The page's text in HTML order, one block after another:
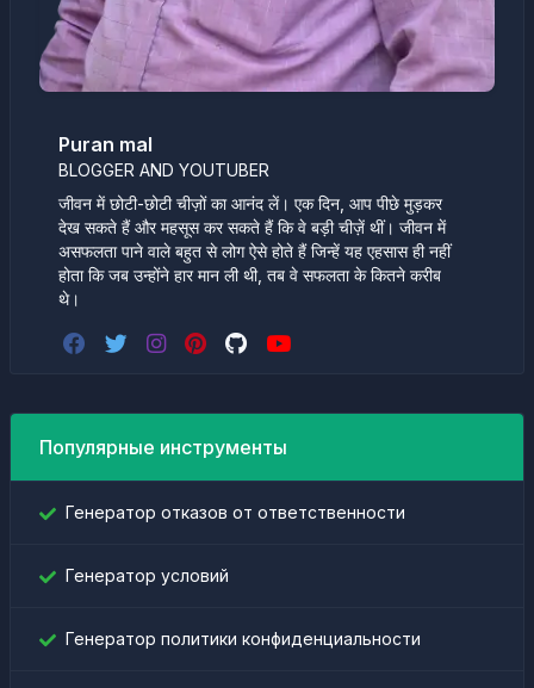
Puran mal
BLOGGER AND YOUTUBER
जीवन में छोटी-छोटी चीज़ों का आनंद लें। एक दिन, आप पीछे मुड़कर
देख सकते हैं और महसूस कर सकते हैं कि वे बड़ी चीज़ें थीं। जीवन में
असफलता पाने वाले बहुत से लोग ऐसे होते हैं जिन्हें यह एहसास ही नहीं
होता कि जब उन्होंने हार मान ली थी, तब वे सफलता के कितने करीब
थे।
Популярные инструменты
Генератор отказов от ответственности
Генератор условий
Генератор политики конфиденциальности